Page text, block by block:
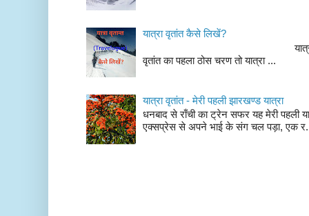
यात्रा वृतांत कैसे लिखें?
यात्रा वृतांत लेखन के
वृतांत का पहला ठोस चरण तो यात्रा ...
यात्रा वृतांत - मेरी पहली झारखण्ड यात्रा
धनबाद से राँची का ट्रेन सफर यह मेरी पहली
एक्सप्रेस से अपने भाई के संग चल पड़ा, एक